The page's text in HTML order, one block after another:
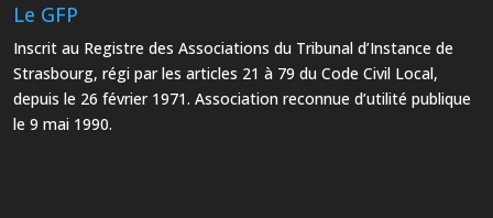
Le GFP
Inscrit au Registre des Associations du Tribunal d’Instance de
Strasbourg, régi par les articles 21 à 79 du Code Civil Local,
depuis le 26 février 1971. Association reconnue d’utilité publique
le 9 mai 1990.